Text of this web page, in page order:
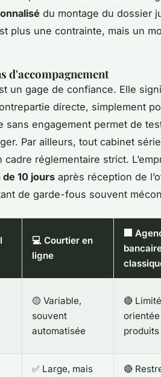
du montage du dossier
plus une contrainte, mais un
d'accompagnement
un gage de confiance. Elle
directe, simplement
engagement permet de
Par ailleurs, tout cabinet
cadre réglementaire strict.
10 jours après réception de
de garde-fous souvent
💻 Courtier en
ligne
🏢
🟡 Variable,
souvent
automatisée
🔴
✅ Large, mais
🔴